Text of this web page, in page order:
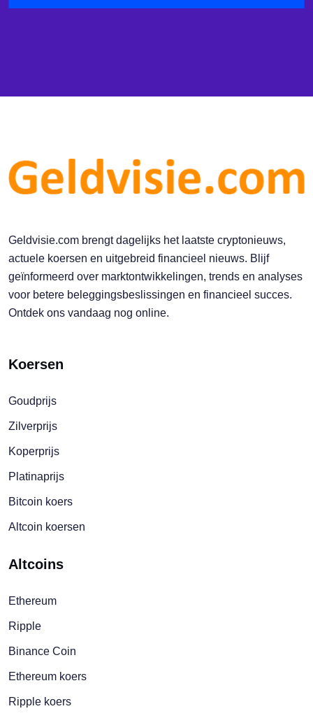
Geldvisie.com brengt dagelijks het laatste cryptonieuws,
actuele koersen en uitgebreid financieel nieuws. Blijf
geïnformeerd over marktontwikkelingen, trends en analyses
voor betere beleggingsbeslissingen en financieel succes.
Ontdek ons vandaag nog online.
Koersen
Goudprijs
Zilverprijs
Koperprijs
Platinaprijs
Bitcoin koers
Altcoin koersen
Altcoins
Ethereum
Ripple
Binance Coin
Ethereum koers
Ripple koers